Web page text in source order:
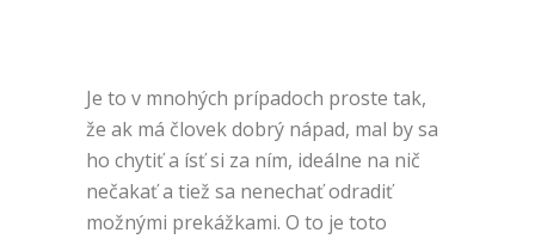
Je to v mnohých prípadoch proste tak,
že ak má človek dobrý nápad, mal by sa
ho chytiť a ísť si za ním, ideálne na nič
nečakať a tiež sa nenechať odradiť
možnými prekážkami. O to je toto